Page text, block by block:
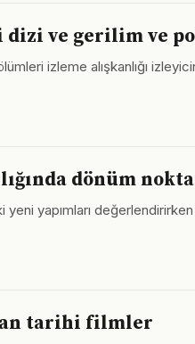
dizi ve gerilim ve
izleme alışkanlığı
dönüm
yeni yapımları
tarihi filmler